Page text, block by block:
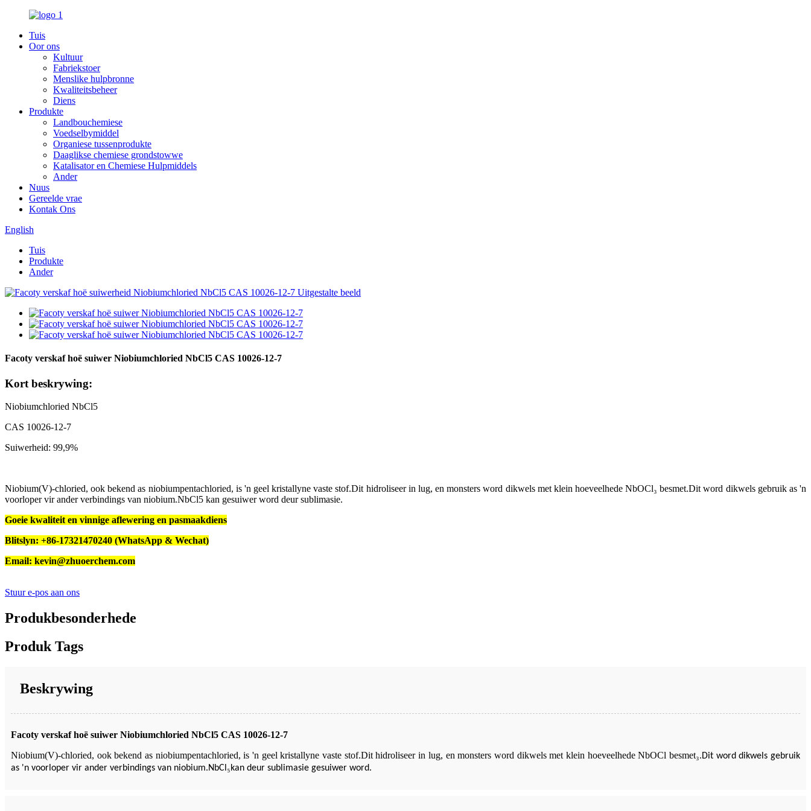
Tuis
Oor ons
Kultuur
Fabriekstoer
Menslike hulpbronne
Kwaliteitsbeheer
Diens
Produkte
Landbouchemiese
Voedselbymiddel
Organiese tussenprodukte
Daaglikse chemiese grondstowwe
Katalisator en Chemiese Hulpmiddels
Ander
Nuus
Gereelde vrae
Kontak Ons
English
Tuis
Produkte
Ander
Facoty verskaf hoë suiwer Niobiumchloried NbCl5 CAS 10026-12-7
Kort beskrywing:
Niobiumchloried NbCl5
CAS 10026-12-7
Suiwerheid: 99,9%
Niobium(V)-chloried, ook bekend as niobiumpentachloried, is 'n geel kristallyne vaste stof.Dit hidroliseer in lug, en monsters word dikwels met klein hoeveelhede NbOCl₃ besmet.Dit word dikwels gebruik as 'n
voorloper vir ander verbindings van niobium.NbCl5 kan gesuiwer word deur sublimasie.
Goeie kwaliteit en vinnige aflewering en pasmaakdiens
Blitslyn: +86-17321470240 (WhatsApp & Wechat)
Email: kevin@zhuoerchem.com
Stuur e-pos aan ons
Produkbesonderhede
Produk Tags
Beskrywing
Facoty verskaf hoë suiwer Niobiumchloried NbCl5 CAS 10026-12-7
Niobium(V)-chloried, ook bekend as niobiumpentachloried, is 'n geel kristallyne vaste stof.Dit hidroliseer in lug, en monsters word dikwels met klein hoeveelhede NbOCl besmet₃.Dit word dikwels gebruik
as 'n voorloper vir ander verbindings van niobium.NbCl ₅kan deur sublimasie gesuiwer word.